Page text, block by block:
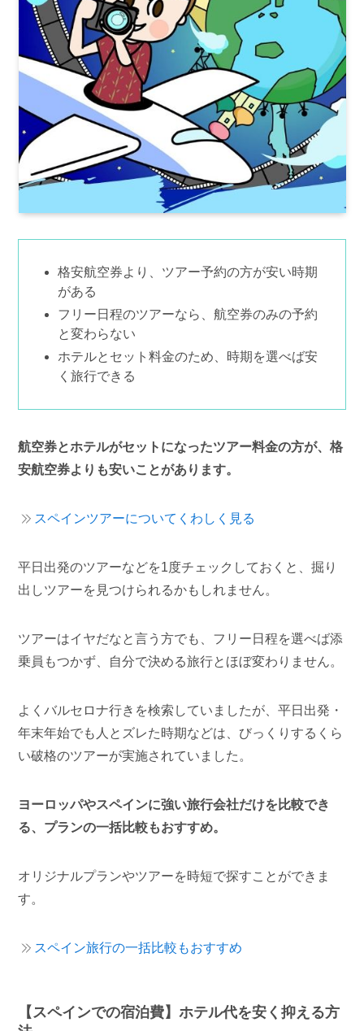
格安航空券より、ツアー予約の方が安い時期
がある
フリー日程のツアーなら、航空券のみの予約
と変わらない
ホテルとセット料金のため、時期を選べば安
く旅行できる
航空券とホテルがセットになったツアー料金の方が、格
安航空券よりも安いことがあります。
スペインツアーについてくわしく見る
平日出発のツアーなどを1度チェックしておくと、掘り
出しツアーを見つけられるかもしれません。
ツアーはイヤだなと言う方でも、フリー日程を選べば添
乗員もつかず、自分で決める旅行とほぼ変わりません。
よくバルセロナ行きを検索していましたが、平日出発・
年末年始でも人とズレた時期などは、びっくりするくら
い破格のツアーが実施されていました。
ヨーロッパやスペインに強い旅行会社だけを 比較でき
る、 プランの一括比較もおすすめ。
オリジナルプランやツアーを時短で探すことができま
す。
スペイン旅行の一括比較もおすすめ
【スペインでの宿泊費】ホテル代を安く抑える方